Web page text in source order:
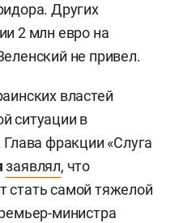
Других
2 млн евро на
не привел.
властей
ситуации в
фракции «Слуга
заявлял, что
стать самой тяжелой
министра